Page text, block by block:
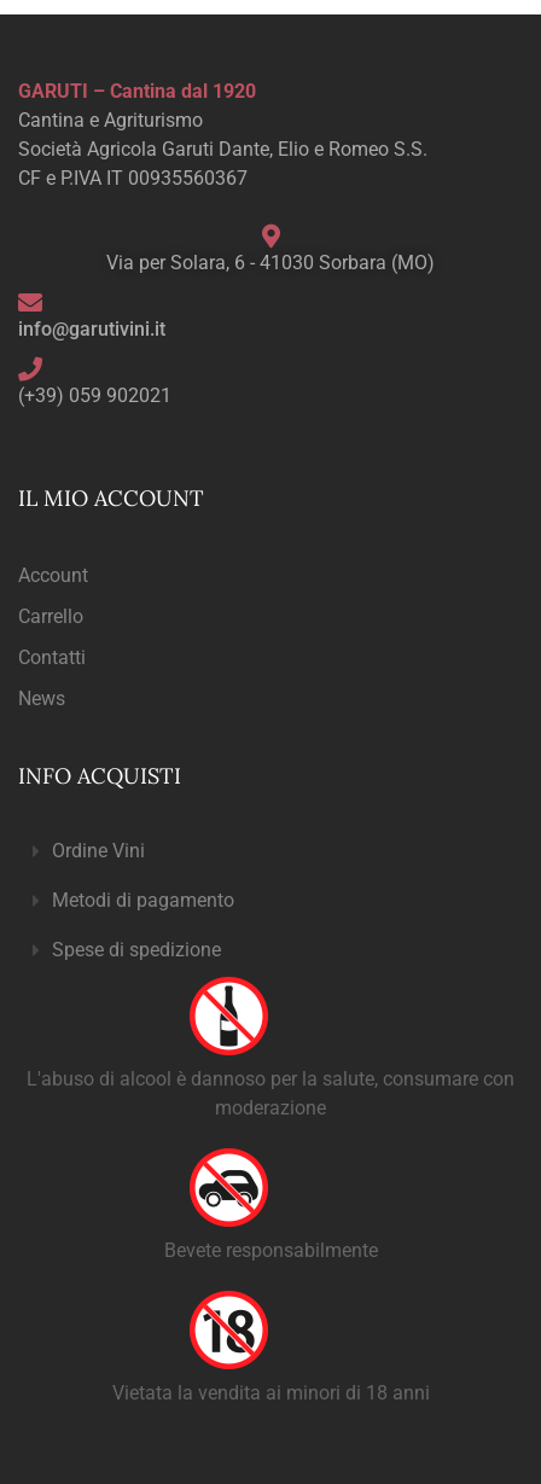
GARUTI – Cantina dal 1920
Cantina e Agriturismo
Società Agricola Garuti Dante, Elio e Romeo S.S.
CF e P.IVA IT 00935560367
Via per Solara, 6 - 41030 Sorbara (MO)
info@garutivini.it
(+39) 059 902021
IL MIO ACCOUNT
Account
Carrello
Contatti
News
INFO ACQUISTI
Ordine Vini
Metodi di pagamento
Spese di spedizione
L'abuso di alcool è dannoso per la salute, consumare con
moderazione
Bevete responsabilmente
Vietata la vendita ai minori di 18 anni